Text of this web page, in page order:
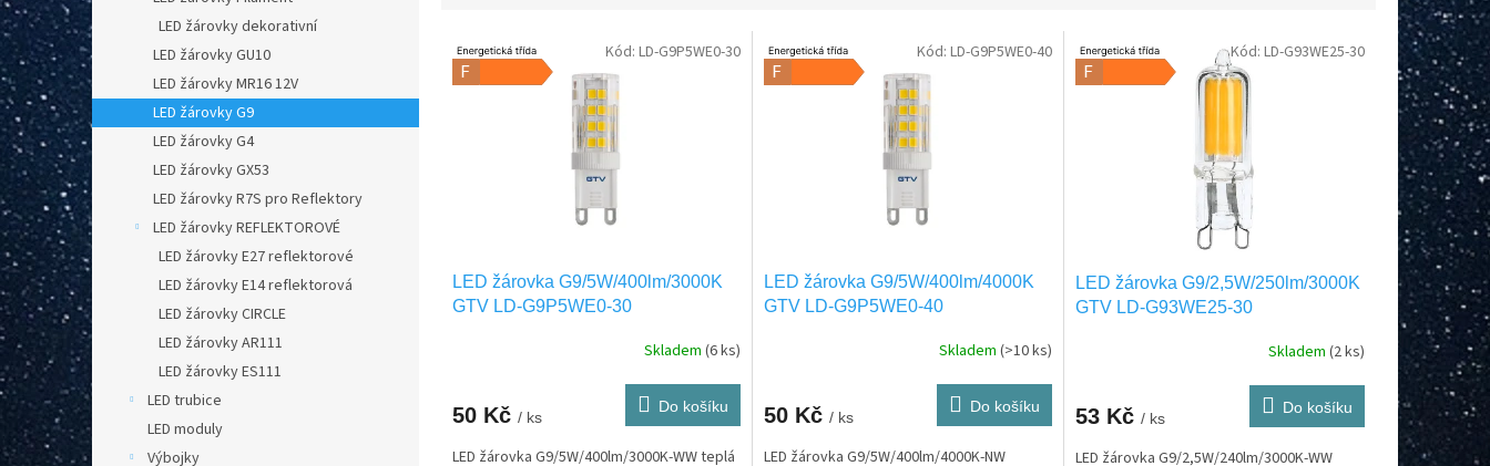
LED žárovky dekorativní
LED žárovky GU10
LED žárovky MR16 12V
LED žárovky G9
LED žárovky G4
LED žárovky GX53
LED žárovky R7S pro Reflektory
LED žárovky REFLEKTOROVÉ
LED žárovky E27 reflektorové
LED žárovky E14 reflektorová
LED žárovky CIRCLE
LED žárovky AR111
LED žárovky ES111
LED trubice
LED moduly
Výbojky
LED žárovka G9/5W/400lm/3000K
GTV LD-G9P5WE0-30
Skladem (6 ks)
50 Kč / ks
Do košíku
LED žárovka G9/5W/400lm/3000K-WW teplá
Kód: LD-G9P5WE0-30
LED žárovka G9/5W/400lm/4000K
GTV LD-G9P5WE0-40
Skladem (>10 ks)
50 Kč / ks
Do košíku
LED žárovka G9/5W/400lm/4000K-NW
Kód: LD-G9P5WE0-40
LED žárovka G9/2,5W/250lm/3000K
GTV LD-G93WE25-30
Skladem (2 ks)
53 Kč / ks
Do košíku
LED žárovka G9/2,5W/240lm/3000K-WW
Kód: LD-G93WE25-30